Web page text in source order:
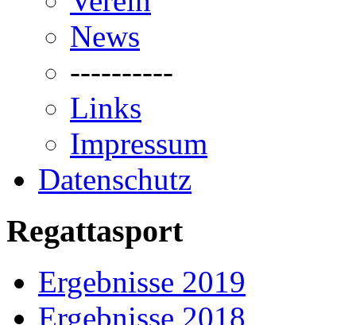
News
----------
Links
Impressum
Datenschutz
Regattasport
Ergebnisse 2019
Ergebnisse 2018